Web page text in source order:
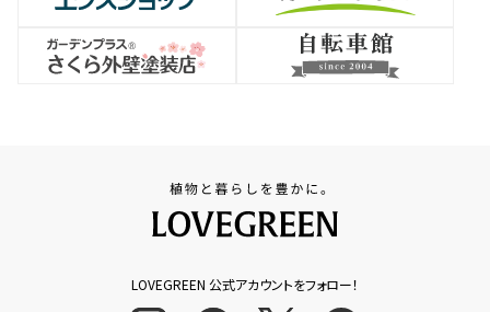
LOVEGREEN 公式アカウントをフォロー！